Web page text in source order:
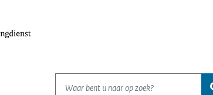
Waar bent u naar op zoek?